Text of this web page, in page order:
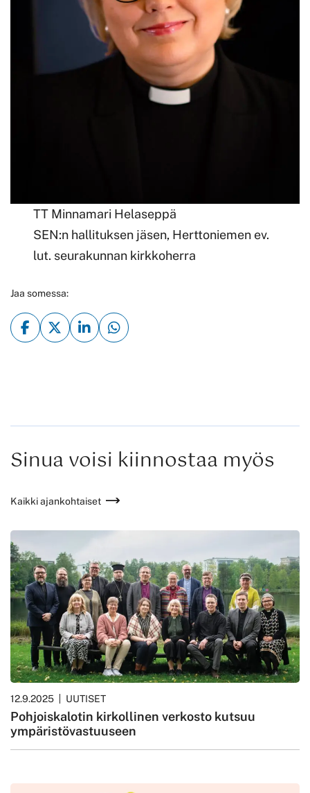
TT Minnamari Helaseppä
SEN:n hallituksen jäsen, Herttoniemen ev.
lut. seurakunnan kirkkoherra
Jaa somessa:
Sinua voisi kiinnostaa myös
Kaikki ajankohtaiset
12.9.2025 UUTISET
Pohjoiskalotin kirkollinen verkosto kutsuu
ympäristövastuuseen